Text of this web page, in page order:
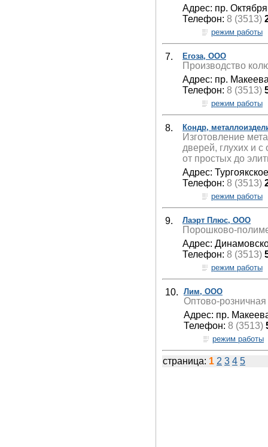
Адрес: пр.
Телефон: 8 (3513)
режим работы
7. Егоза, ООО
Производство
Адрес: пр.
Телефон: 8 (3513)
режим работы
8. Кондр,
Изготовление
дверей, глухих и
от простых до
Адрес:
Телефон: 8 (3513)
режим работы
9. Лаэрт Плюс, ООО
Порошково-
Адрес:
Телефон: 8 (3513)
режим работы
10. Лим, ООО
Оптово-
Адрес: пр.
Телефон: 8 (3513)
режим работы
страница: 1 2 3 4 5